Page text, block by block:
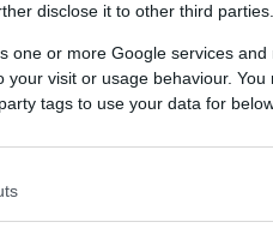
disclose it to other third parties.
one or more Google services
visit or usage behaviour.
tags to use your data for
Kona, som